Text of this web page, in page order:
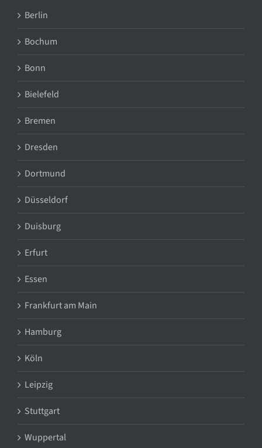
Berlin
Bochum
Bonn
Bielefeld
Bremen
Dresden
Dortmund
Düsseldorf
Duisburg
Erfurt
Essen
Frankfurt am Main
Hamburg
Köln
Leipzig
Stuttgart
Wuppertal